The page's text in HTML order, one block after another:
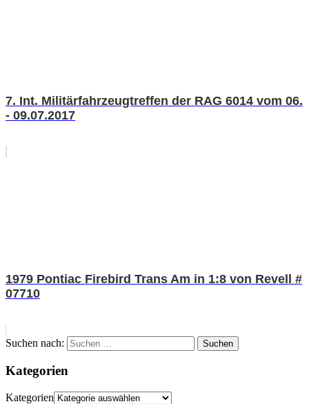
7. Int. Militärfahrzeugtreffen der RAG 6014 vom 06.
- 09.07.2017
1979 Pontiac Firebird Trans Am in 1:8 von Revell #
07710
Suchen nach: Suchen
Kategorien
Kategorien